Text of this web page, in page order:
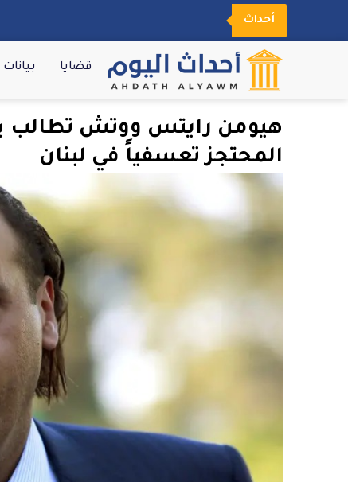
أحداث
قضايا بيانات
هيومن رايتس ووتش تطالب
المحتجز تعسفياً في لبنان